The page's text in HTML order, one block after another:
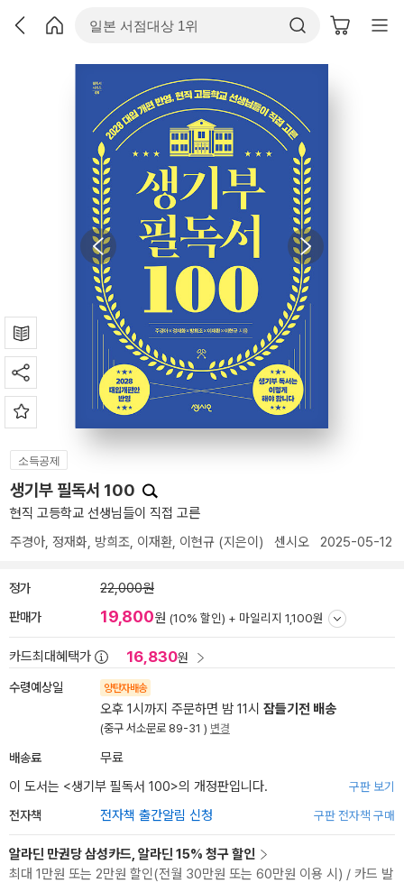
소득공제
생기부 필독서 100
현직 고등학교 선생님들이 직접 고른
주경아, 정재화, 방희조, 이재환, 이현규 (지은이) 센시오 2025-05-12
정가 22,000원
판매가 19,800원 (10% 할인) + 마일리지 1,100원
카드최대혜택가 16,830원
수령예상일 양탄자배송
오후 1시까지 주문하면 밤 11시 잠들기전 배송
(중구 서소문로 89-31 ) 변경
배송료
무료
이 도서는 <생기부 필독서 100>의 개정판입니다. 구판 보기
전자책 전자책 출간알림 신청 구판 전자책 구매
알라딘 만권당 삼성카드, 알라딘 15% 청구 할인
최대 1만원 또는 2만원 할인(전월 30만원 또는 60만원 이용 시) / 카드 발